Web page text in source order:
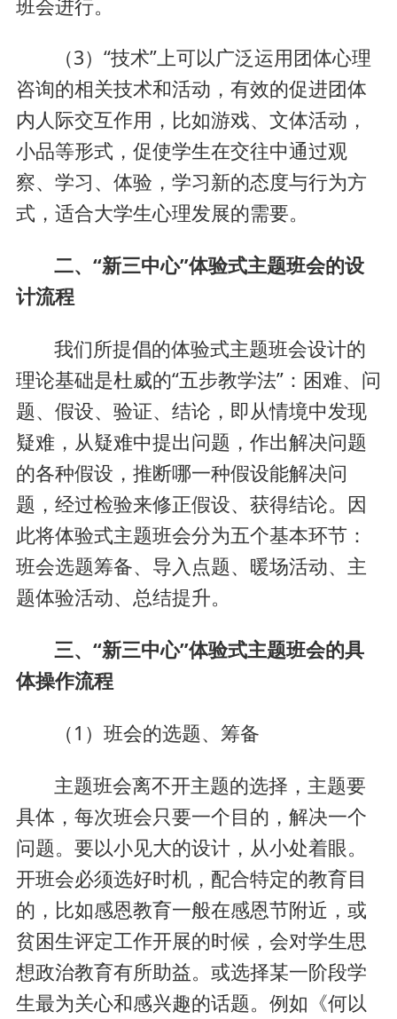
班会进行。
（3）“技术”上可以广泛运用团体心理
咨询的相关技术和活动，有效的促进团体
内人际交互作用，比如游戏、文体活动，
小品等形式，促使学生在交往中通过观
察、学习、体验，学习新的态度与行为方
式，适合大学生心理发展的需要。
二、“新三中心”体验式主题班会的设
计流程
我们所提倡的体验式主题班会设计的
理论基础是杜威的“五步教学法”：困难、问
题、假设、验证、结论，即从情境中发现
疑难，从疑难中提出问题，作出解决问题
的各种假设，推断哪一种假设能解决问
题，经过检验来修正假设、获得结论。因
此将体验式主题班会分为五个基本环节：
班会选题筹备、导入点题、暖场活动、主
题体验活动、总结提升。
三、“新三中心”体验式主题班会的具
体操作流程
（1）班会的选题、筹备
主题班会离不开主题的选择，主题要
具体，每次班会只要一个目的，解决一个
问题。要以小见大的设计，从小处着眼。
开班会必须选好时机，配合特定的教育目
的，比如感恩教育一般在感恩节附近，或
贫困生评定工作开展的时候，会对学生思
想政治教育有所助益。或选择某一阶段学
生最为关心和感兴趣的话题。例如《何以